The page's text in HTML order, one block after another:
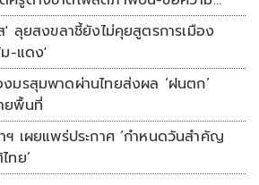
' ลุยสงขลาชี้ยังไม่คุยสูตรการเมือง
-แดง'
มรสุมพาดผ่านไทยส่งผล ‘ฝนตก’
ยพื้นที่
ฯ เผยแพร่ประกาศ ‘กำหนดวันสำคัญ
ทย’